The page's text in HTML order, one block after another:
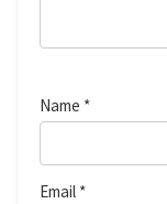
Name *
Email *